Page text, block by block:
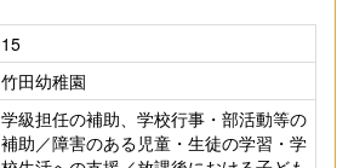
15
竹田幼稚園
学級担任の補助、学校行事・部活動等の
補助／障害のある児童・生徒の学習・学